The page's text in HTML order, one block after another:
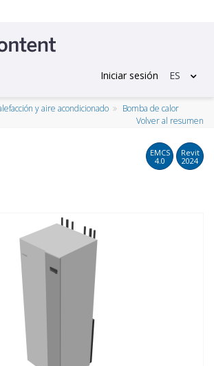
Iniciar sesión ES
y aire acondicionado
Bomba de calor
Volver al resumen
EMCS
4.0
Revit
2024